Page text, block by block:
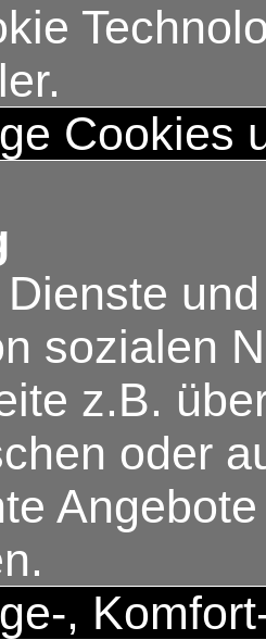
Cookies
sozialen
z.B.
oder
,